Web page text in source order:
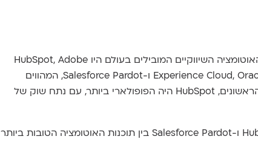
לפי Statista, בשנת 2021, ספקי פתרונות האוטומציה השיווקיים המובילים בעולם היו HubSpot, Adobe
Experience Cloud, Oracle Marketing Cloud, Active Campaigns ו-Salesforce Pardot, המהווים
למעלה מ-63% מנתח השוק. מבין חמשת הראשונים, HubSpot היה הפופולארי ביותר, עם נתח שוק של
מזהה את HubSpot Marketing Hub ו-Salesforce Pardot בין תוכנות האוטומציה הטובות ביותר